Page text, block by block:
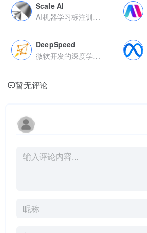
Scale AI
AI机器学习标注训练平台
DeepSpeed
微软开发的深度学习分布式训练优化库
暂无评论